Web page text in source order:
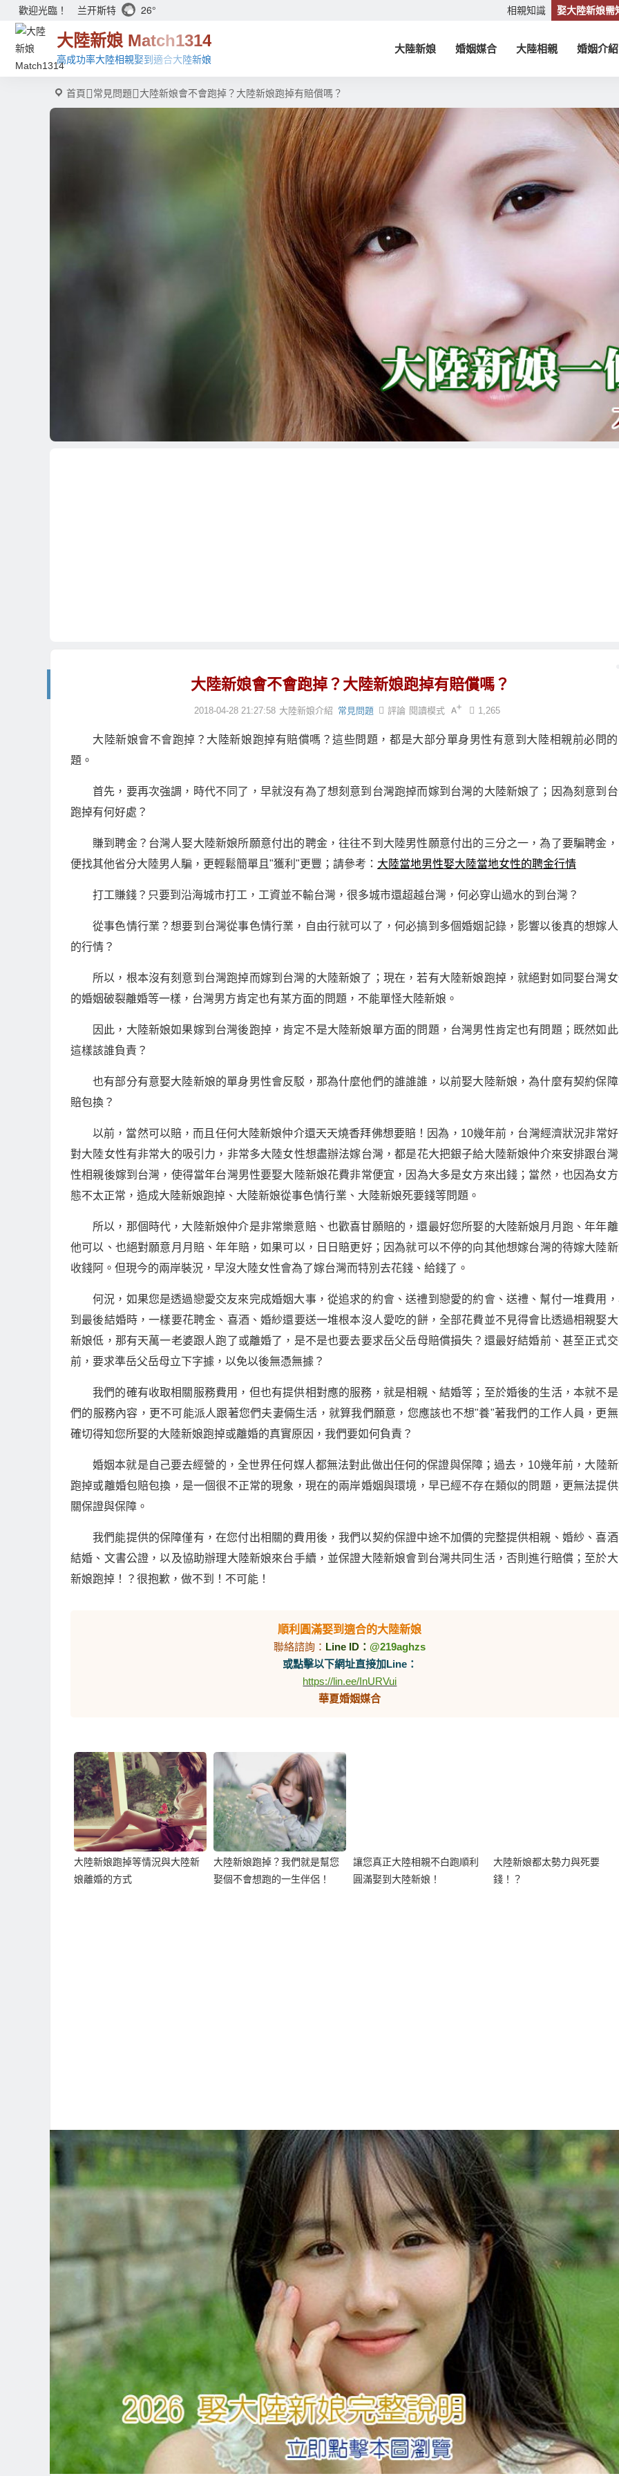
歡迎光臨！ 兰开斯特 26° 相親知識 娶大陸新娘需
大陸新娘 Match1314
高成功率大陸相親娶到適合大陸新娘
大陸新娘 婚姻媒合 大陸相親 婚姻介紹
首頁 常見問題 大陸新娘會不會跑掉？大陸新娘跑掉有賠償嗎？
大陸新娘會不會跑掉？大陸新娘跑掉有賠償嗎？
2018-04-28 21:27:58 大陸新娘介紹 常見問題 評論 1,265
閱讀模式
大陸新娘會不會跑掉？大陸新娘跑掉有賠償嗎？這些問題，都是大部分單身男性有意到大陸相親前必問
題。
首先，要再次強調，時代不同了，早就沒有為了想刻意到台灣跑掉而嫁到台灣的大陸新娘了；因為刻意到
跑掉有何好處？
賺到聘金？台灣人娶大陸新娘所願意付出的聘金，往往不到大陸男性願意付出的三分之一，為了要騙聘金
便找其他省分大陸男人騙，更輕鬆簡單且"獲利"更豐；請參考： 大陸當地男性娶大陸當地女性的聘金行情
打工賺錢？只要到沿海城市打工，工資並不輸台灣，很多城市還超越台灣，何必穿山過水的到台灣？
從事色情行業？想要到台灣從事色情行業，自由行就可以了，何必搞到多個婚姻記錄，影響以後真的想嫁
的行情？
所以，根本沒有刻意到台灣跑掉而嫁到台灣的大陸新娘了；現在，若有大陸新娘跑掉，就絕對如同娶台灣
的婚姻破裂離婚等一樣，台灣男方肯定也有某方面的問題，不能單怪大陸新娘。
因此，大陸新娘如果嫁到台灣後跑掉，肯定不是大陸新娘單方面的問題，台灣男性肯定也有問題；既然如
這樣該誰負責？
也有部分有意娶大陸新娘的單身男性會反駁，那為什麼他們的誰誰誰，以前娶大陸新娘，為什麼有契約保
賠包換？
以前，當然可以賠，而且任何大陸新娘仲介還天天燒香拜佛想要賠！因為，10幾年前，台灣經濟狀況非常
對大陸女性有非常大的吸引力，非常多大陸女性想盡辦法嫁台灣，都是花大把銀子給大陸新娘仲介來安排跟台
性相親後嫁到台灣，使得當年台灣男性要娶大陸新娘花費非常便宜，因為大多是女方來出錢；當然，也因為女
態不太正常，造成大陸新娘跑掉、大陸新娘從事色情行業、大陸新娘死要錢等問題。
所以，那個時代，大陸新娘仲介是非常樂意賠、也歡喜甘願賠的，還最好您所娶的大陸新娘月月跑、年年
他可以、也絕對願意月月賠、年年賠，如果可以，日日賠更好；因為就可以不停的向其他想嫁台灣的待嫁大陸
收錢阿。但現今的兩岸裝況，早沒大陸女性會為了嫁台灣而特別去花錢、給錢了。
何況，如果您是透過戀愛交友來完成婚姻大事，從追求的約會、送禮到戀愛的約會、送禮、幫付一堆費用
到最後結婚時，一樣要花聘金、喜酒、婚紗還要送一堆根本沒人愛吃的餅，全部花費並不見得會比透過相親娶
新娘低，那有天萬一老婆跟人跑了或離婚了，是不是也要去要求岳父岳母賠償損失？還最好結婚前、甚至正式
前，要求準岳父岳母立下字據，以免以後無憑無據？
我們的確有收取相關服務費用，但也有提供相對應的服務，就是相親、結婚等；至於婚後的生活，本就不
們的服務內容，更不可能派人跟著您們夫妻倆生活，就算我們願意，您應該也不想"養"著我們的工作人員，更
確切得知您所娶的大陸新娘跑掉或離婚的真實原因，我們要如何負責？
婚姻本就是自己要去經營的，全世界任何媒人都無法對此做出任何的保證與保障；過去，10幾年前，大陸
跑掉或離婚包賠包換，是一個很不正常的現象，現在的兩岸婚姻與環境，早已經不存在類似的問題，更無法提
關保證與保障。
我們能提供的保障僅有，在您付出相關的費用後，我們以契約保證中途不加價的完整提供相親、婚紗、喜
結婚、文書公證，以及協助辦理大陸新娘來台手續，並保證大陸新娘會到台灣共同生活，否則進行賠償；至於
新娘跑掉！？很抱歉，做不到！不可能！
順利圓滿娶到適合的大陸新娘
聯絡諮詢： Line ID：@219aghzs
或點擊以下網址直接加Line：
https://lin.ee/InURVui
華夏婚姻媒合
大陸新娘跑掉等情況與大陸新
娘離婚的方式
大陸新娘跑掉？我們就是幫您
娶個不會想跑的一生伴侶！
讓您真正大陸相親不白跑順利
圓滿娶到大陸新娘！
大陸新娘都太勢力與死要
錢！？